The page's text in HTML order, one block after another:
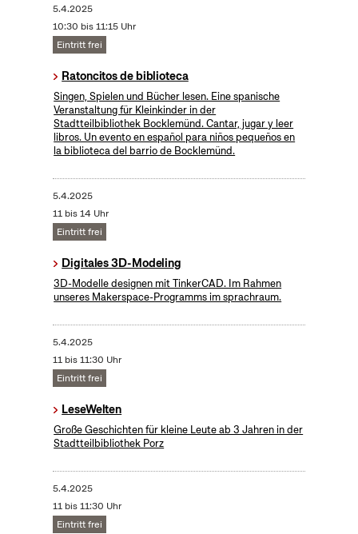
5.4.2025
10:30 bis 11:15 Uhr
Eintritt frei
Ratoncitos de biblioteca
Singen, Spielen und Bücher lesen. Eine spanische
Veranstaltung für Kleinkinder in der
Stadtteilbibliothek Bocklemünd. Cantar, jugar y leer
libros. Un evento en español para niños pequeños en
la biblioteca del barrio de Bocklemünd.
5.4.2025
11 bis 14 Uhr
Eintritt frei
Digitales 3D-Modeling
3D-Modelle designen mit TinkerCAD. Im Rahmen
unseres Makerspace-Programms im sprachraum.
5.4.2025
11 bis 11:30 Uhr
Eintritt frei
LeseWelten
Große Geschichten für kleine Leute ab 3 Jahren in der
Stadtteilbibliothek Porz
5.4.2025
11 bis 11:30 Uhr
Eintritt frei